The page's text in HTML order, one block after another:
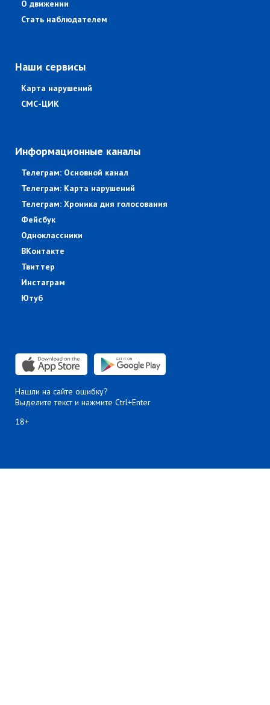
О движении
Стать наблюдателем
Наши сервисы
Карта нарушений
СМС-ЦИК
Информационные каналы
Телеграм: Основной канал
Телеграм: Карта нарушений
Телеграм: Хроника дня голосования
Фейсбук
Одноклассники
ВКонтакте
Твиттер
Инстаграм
Ютуб
Нашли на сайте ошибку?
Выделите текст и нажмите Ctrl+Enter
18+